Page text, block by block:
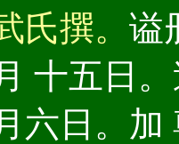
氏撰。 谥
十五日
六日。加